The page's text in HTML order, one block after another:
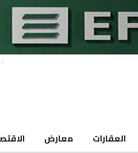
العقارات معارض